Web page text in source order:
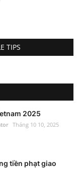
TIPS
2025
Tháng 10 10, 2025
tiền phạt giao